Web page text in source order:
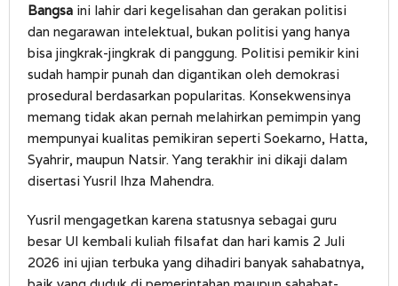
Bangsa ini lahir dari kegelisahan dan gerakan politisi
dan negarawan intelektual, bukan politisi yang hanya
bisa jingkrak-jingkrak di panggung. Politisi pemikir kini
sudah hampir punah dan digantikan oleh demokrasi
prosedural berdasarkan popularitas. Konsekwensinya
memang tidak akan pernah melahirkan pemimpin yang
mempunyai kualitas pemikiran seperti Soekarno, Hatta,
Syahrir, maupun Natsir. Yang terakhir ini dikaji dalam
disertasi Yusril Ihza Mahendra.
Yusril mengagetkan karena statusnya sebagai guru
besar UI kembali kuliah filsafat dan hari kamis 2 Juli
2026 ini ujian terbuka yang dihadiri banyak sahabatnya,